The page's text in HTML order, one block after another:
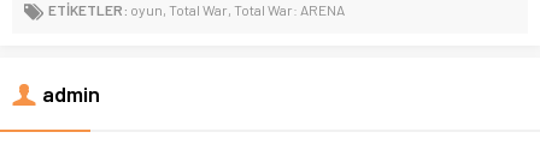
ETİKETLER: oyun, Total War, Total War: ARENA
admin